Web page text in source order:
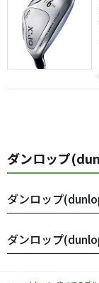
ダンロップ
ダンロップ
ダンロップ